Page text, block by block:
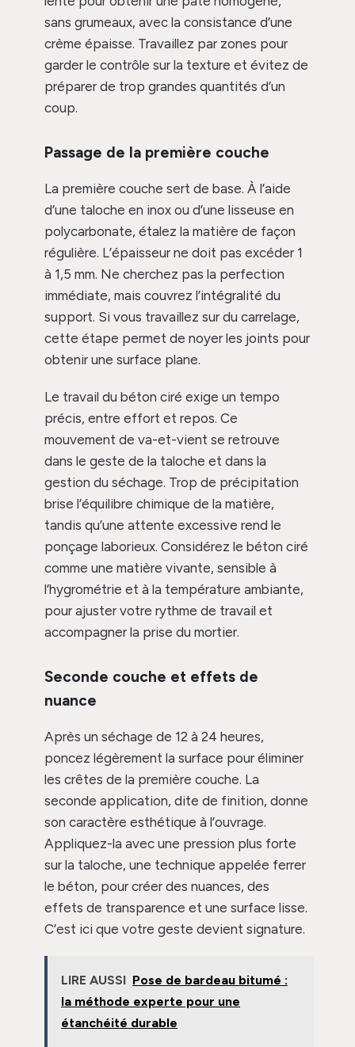
sans grumeaux, avec la consistance d’une
crème épaisse. Travaillez par zones pour
garder le contrôle sur la texture et évitez de
préparer de trop grandes quantités d’un
coup.
Passage de la première couche
La première couche sert de base. À l’aide
d’une taloche en inox ou d’une lisseuse en
polycarbonate, étalez la matière de façon
régulière. L’épaisseur ne doit pas excéder 1
à 1,5 mm. Ne cherchez pas la perfection
immédiate, mais couvrez l’intégralité du
support. Si vous travaillez sur du carrelage,
cette étape permet de noyer les joints pour
obtenir une surface plane.
Le travail du béton ciré exige un tempo
précis, entre effort et repos. Ce
mouvement de va-et-vient se retrouve
dans le geste de la taloche et dans la
gestion du séchage. Trop de précipitation
brise l’équilibre chimique de la matière,
tandis qu’une attente excessive rend le
ponçage laborieux. Considérez le béton ciré
comme une matière vivante, sensible à
l’hygrométrie et à la température ambiante,
pour ajuster votre rythme de travail et
accompagner la prise du mortier.
Seconde couche et effets de
nuance
Après un séchage de 12 à 24 heures,
poncez légèrement la surface pour éliminer
les crêtes de la première couche. La
seconde application, dite de finition, donne
son caractère esthétique à l’ouvrage.
Appliquez-la avec une pression plus forte
sur la taloche, une technique appelée ferrer
le béton, pour créer des nuances, des
effets de transparence et une surface lisse.
C’est ici que votre geste devient signature.
LIRE AUSSI Pose de bardeau bitumé :
la méthode experte pour une
étanchéité durable